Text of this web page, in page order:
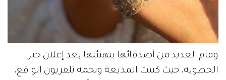
وقام العديد من أصدقائها بتهنئتها بعد إعلان خبر
الخطوبة، حيث كتبت المذيعة ونجمة تلفزيون الواقع،